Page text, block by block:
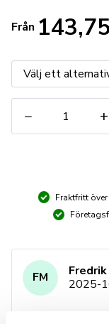
Från 143,75
−
kraftform
plus
+
Fraktfritt
FM
2025-